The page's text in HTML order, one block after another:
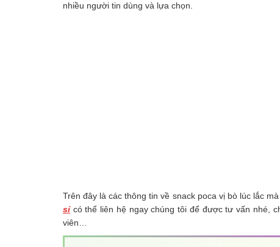
nhiều người tin dùng và lựa chọn.
Trên đây là các thông tin về snack poca vị bò lúc lắc
sỉcó thể liên hệ ngay chúng tôi để được tư vấn nhé,
viên…